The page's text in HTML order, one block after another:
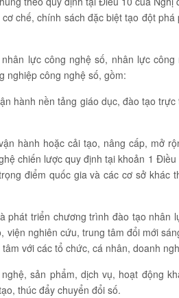
chế, chính sách đặc biệt tạo đột
lực công nghệ số, nhân lực
nghiệp công nghệ số, gồm:
hành nền tảng giáo dục, đào tạo
hành hoặc cải tạo, nâng cấp, mở
chiến lược quy định tại khoản 1
điểm quốc gia và các cơ sở
phát triển chương trình đào tạo
viện nghiên cứu, trung tâm đổi mới
với các tổ chức, cá nhân, doanh
sản phẩm, dịch vụ, hoạt động
thúc đẩy chuyển đổi số.